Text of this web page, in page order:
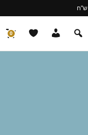
0